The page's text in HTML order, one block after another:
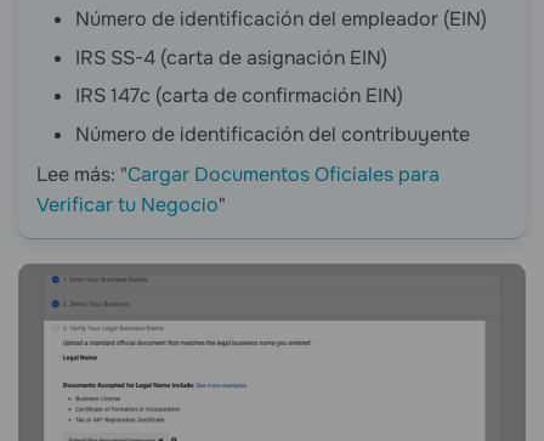
Número de identificación del empleador (EIN)
IRS SS-4 (carta de asignación EIN)
IRS 147c (carta de confirmación EIN)
Número de identificación del contribuyente
Lee más: "Cargar Documentos Oficiales para
Verificar tu Negocio"